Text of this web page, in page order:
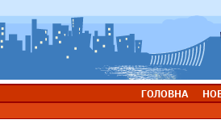
ГОЛОВНА